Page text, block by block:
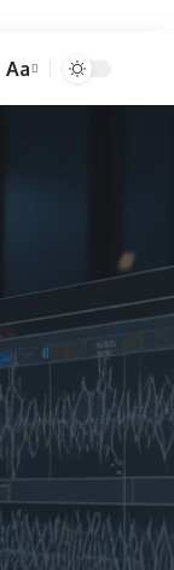
Font
Aa